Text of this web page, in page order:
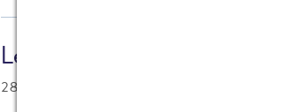
Lebensmittel-Transparenz.at
28.11.2011 at 15:22